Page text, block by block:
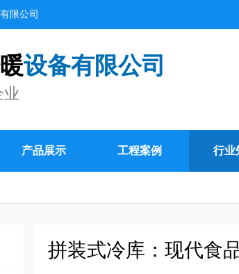
限公司
设备有限公司
业
产品展示 工程案例 行业
拼装式冷库：现代食